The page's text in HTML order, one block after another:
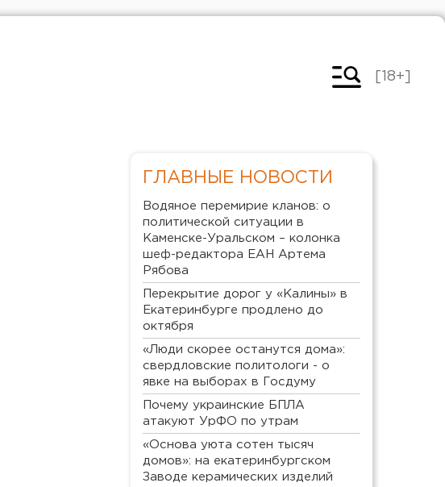
[18+]
ГЛАВНЫЕ НОВОСТИ
Водяное перемирие кланов: о
политической ситуации в
Каменске-Уральском – колонка
шеф-редактора ЕАН Артема
Рябова
Перекрытие дорог у «Калины» в
Екатеринбурге продлено до
октября
«Люди скорее останутся дома»:
свердловские политологи - о
явке на выборах в Госдуму
Почему украинские БПЛА
атакуют УрФО по утрам
«Основа уюта сотен тысяч
домов»: на екатеринбургском
Заводе керамических изделий